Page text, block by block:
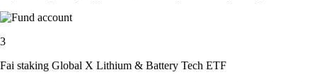
3
Fai staking Global X Lithium & Battery Tech ETF